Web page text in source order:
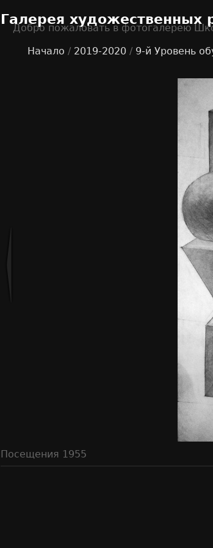
Галерея художественных
Добро пожаловать в фотогалерею
Начало / 2019-2020 / 9-й Уровень
Посещения 1955